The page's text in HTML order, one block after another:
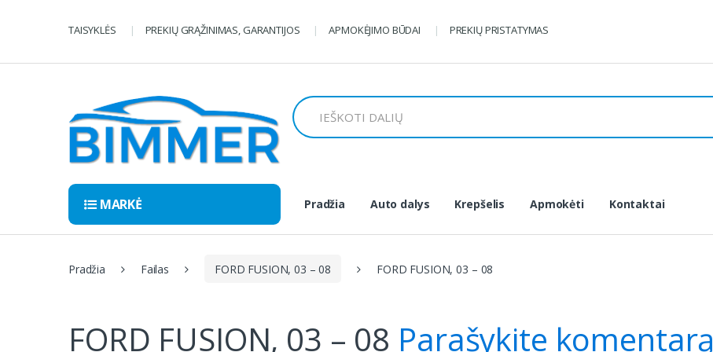
TAISYKLĖS PREKIŲ GRĄŽINIMAS, GARANTIJOS APMOKĖJIMO BŪDAI PREKIŲ PRISTATYMAS
Ieškoti:
MARKĖ Pradžia Auto dalys Krepšelis Apmokėti Kontaktai
Pradžia Failas FORD FUSION, 03 – 08 FORD FUSION, 03 – 08
FORD FUSION, 03 – 08 Parašykite komentarą